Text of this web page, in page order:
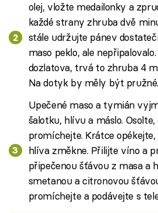
olej, vložte medailonky a
každé strany zhruba dvě
stále udržujte pánev
maso peklo, ale
dozlatova, trvá to zhruba 4
Na dotyk by měly být pružné.
Upečené maso a tymián
šalotku, hlívu a máslo.
promíchejte. Krátce
hlíva změkne. Přilijte víno a
připečenou šťávou z masa a
smetanou a citronovou
promíchejte a podávejte s